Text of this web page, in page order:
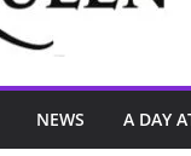
NEWS A DAY